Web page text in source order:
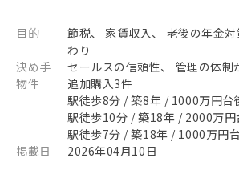
目的
節税、 家賃収入、 老後の年金
わり
決め手
セールスの信頼性、 管理の体制
物件
追加購入3件
駅徒歩8分 / 築8年 / 1000万円台
駅徒歩10分 / 築18年 / 2000万円
駅徒歩7分 / 築18年 / 1000万円
掲載日
2026年04月10日